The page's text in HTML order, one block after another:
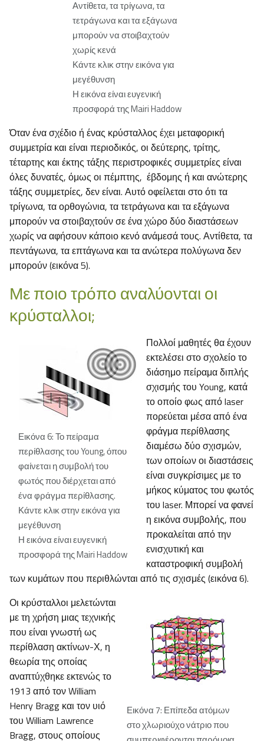
Αντίθετα, τα τρίγωνα, τα
τετράγωνα και τα εξάγωνα
μπορούν να στοιβαχτούν
χωρίς κενά
Κάντε κλικ στην εικόνα για
μεγέθυνση
Η εικόνα είναι ευγενική
προσφορά της Mairi Haddow
Όταν ένα σχέδιο ή ένας κρύσταλλος έχει μεταφορική
συμμετρία και είναι περιοδικός, οι δεύτερης, τρίτης,
τέταρτης και έκτης τάξης περιστροφικές συμμετρίες είναι
όλες δυνατές, όμως οι πέμπτης, έβδομης ή και ανώτερης
τάξης συμμετρίες, δεν είναι. Αυτό οφείλεται στο ότι τα
τρίγωνα, τα ορθογώνια, τα τετράγωνα και τα εξάγωνα
μπορούν να στοιβαχτούν σε ένα χώρο δύο διαστάσεων
χωρίς να αφήσουν κάποιο κενό ανάμεσά τους. Αντίθετα, τα
πεντάγωνα, τα επτάγωνα και τα ανώτερα πολύγωνα δεν
μπορούν (εικόνα 5).
Με ποιο τρόπο αναλύονται οι
κρύσταλλοι;
Εικόνα 6: Το πείραμα
περίθλασης του Young, όπου
φαίνεται η συμβολή του
φωτός που διέρχεται από
ένα φράγμα περίθλασης.
Κάντε κλικ στην εικόνα για
μεγέθυνση
Η εικόνα είναι ευγενική
προσφορά της Mairi Haddow
Πολλοί μαθητές θα έχουν
εκτελέσει στο σχολείο το
διάσημο πείραμα διπλής
σχισμής του Young, κατά
το οποίο φως από laser
πορεύεται μέσα από ένα
φράγμα περίθλασης
διαμέσω δύο σχισμών,
των οποίων οι διαστάσεις
είναι συγκρίσιμες με το
μήκος κύματος του φωτός
του laser. Μπορεί να φανεί
η εικόνα συμβολής, που
προκαλείται από την
ενισχυτική και
καταστροφική συμβολή
των κυμάτων που περιθλώνται από τις σχισμές (εικόνα 6).
Εικόνα 7: Επίπεδα ατόμων
στο χλωριούχο νάτριο που
Οι κρύσταλλοι μελετώνται
με τη χρήση μιας τεχνικής
που είναι γνωστή ως
περίθλαση ακτίνων-Χ, η
θεωρία της οποίας
αναπτύχθηκε εκτενώς το
1913 από τον William
Henry Bragg και τον υιό
του William Lawrence
Bragg, στους οποίους